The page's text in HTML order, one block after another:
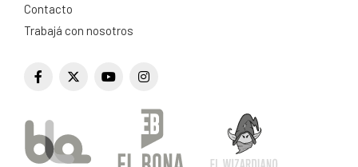
Contacto
Trabajá con nosotros